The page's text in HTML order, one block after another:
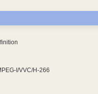
I/VVC/H-266